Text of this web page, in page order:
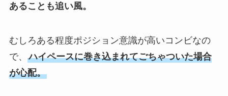
あることも追い風。
むしろある程度ポジション意識が高いコンビなの
で、 ハイペースに巻き込まれてごちゃついた場合
が心配。